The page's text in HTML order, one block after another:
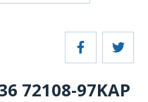
72108-97KAP